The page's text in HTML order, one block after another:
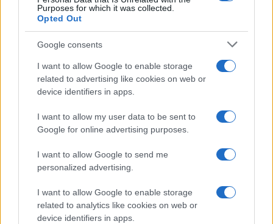
Purposes for which it was collected.
Opted Out
Google consents
I want to allow Google to enable storage
related to advertising like cookies on web or
device identifiers in apps.
I want to allow my user data to be sent to
Google for online advertising purposes.
I want to allow Google to send me
personalized advertising.
I want to allow Google to enable storage
related to analytics like cookies on web or
device identifiers in apps.
Infos.fr Unit